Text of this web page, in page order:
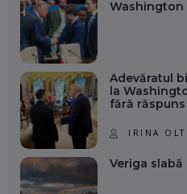
Washington
Adevăratul
la
fără răspuns
IRINA
Veriga